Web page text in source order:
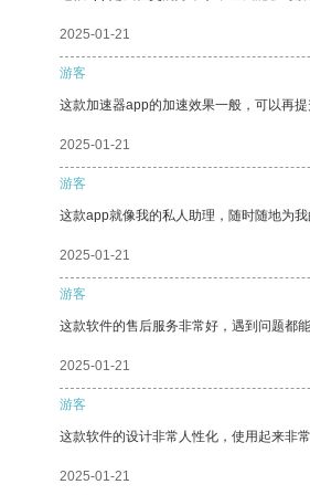
2025-01-21
游客
这款加速器app的加速效果一般，可以再
2025-01-21
游客
这款app就像我的私人助理，随时随地为我
2025-01-21
游客
这款软件的售后服务非常好，遇到问题都能
2025-01-21
游客
这款软件的设计非常人性化，使用起来非常
2025-01-21